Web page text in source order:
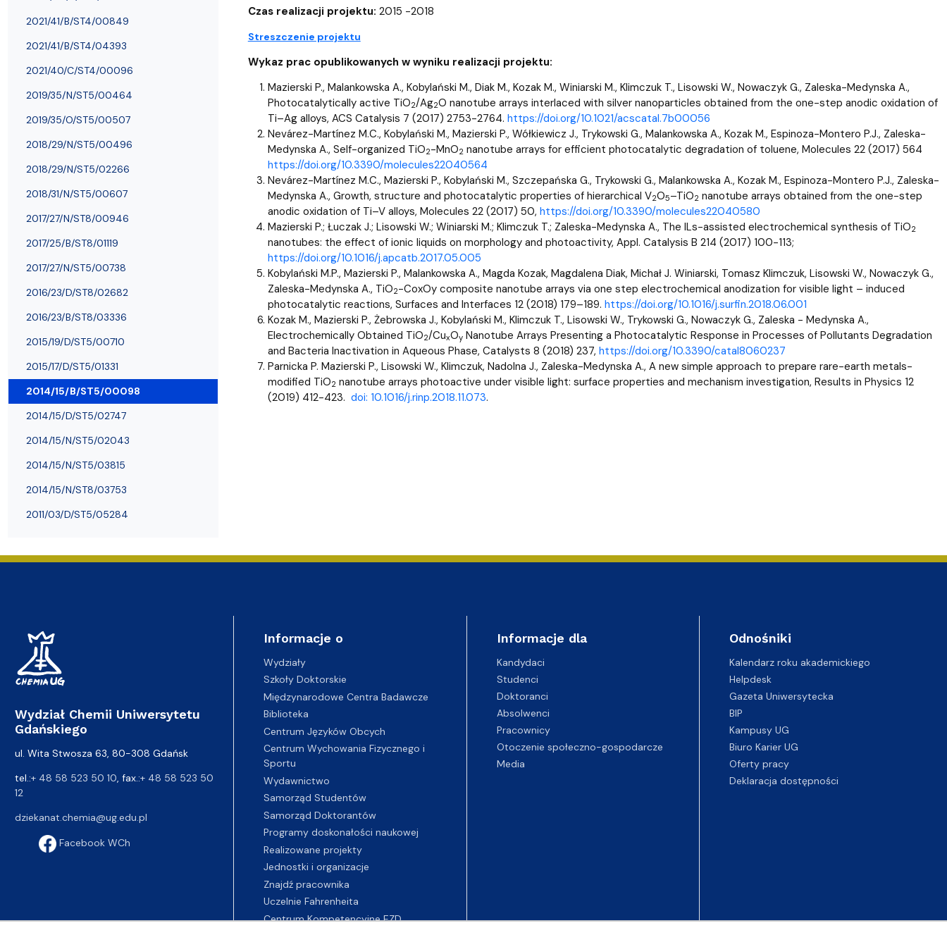
Czas realizacji projektu: 2015 -2018
Streszczenie projektu
Wykaz prac opublikowanych w wyniku realizacji projektu:
Mazierski P., Malankowska A., Kobylański M., Diak M., Kozak M., Winiarski M., Klimczuk T., Lisowski W., Nowaczyk G., Zaleska-Medynska A.,
Photocatalytically active TiO2/Ag2O nanotube arrays interlaced with silver nanoparticles obtained from the one-step anodic oxidation of
Ti–Ag alloys, ACS Catalysis 7 (2017) 2753-2764. https://doi.org/10.1021/acscatal.7b00056
Nevárez-Martínez M.C., Kobylański M., Mazierski P., Wółkiewicz J., Trykowski G., Malankowska A., Kozak M., Espinoza-Montero P.J., Zaleska-
Medynska A., Self-organized TiO2-MnO2 nanotube arrays for efficient photocatalytic degradation of toluene, Molecules 22 (2017) 564
https://doi.org/10.3390/molecules22040564
Nevárez-Martínez M.C., Mazierski P., Kobylański M., Szczepańska G., Trykowski G., Malankowska A., Kozak M., Espinoza-Montero P.J., Zaleska-
Medynska A., Growth, structure and photocatalytic properties of hierarchical V2O5–TiO2 nanotube arrays obtained from the one-step
anodic oxidation of Ti–V alloys, Molecules 22 (2017) 50, https://doi.org/10.3390/molecules22040580
Mazierski P.; Łuczak J.; Lisowski W.; Winiarski M.; Klimczuk T.; Zaleska-Medynska A., The ILs-assisted electrochemical synthesis of TiO2
nanotubes: the effect of ionic liquids on morphology and photoactivity, Appl. Catalysis B 214 (2017) 100-113;
https://doi.org/10.1016/j.apcatb.2017.05.005
Kobylański M.P., Mazierski P., Malankowska A., Magda Kozak, Magdalena Diak, Michał J. Winiarski, Tomasz Klimczuk, Lisowski W., Nowaczyk G.,
Zaleska-Medynska A., TiO2-CoxOy composite nanotube arrays via one step electrochemical anodization for visible light – induced
photocatalytic reactions, Surfaces and Interfaces 12 (2018) 179–189. https://doi.org/10.1016/j.surfin.2018.06.001
Kozak M., Mazierski P., Żebrowska J., Kobylański M., Klimczuk T., Lisowski W., Trykowski G., Nowaczyk G., Zaleska - Medynska A.,
Electrochemically Obtained TiO2/CuxOyNanotube Arrays Presenting a Photocatalytic Response in Processes of Pollutants Degradation
and Bacteria Inactivation in Aqueous Phase, Catalysts 8 (2018) 237, https://doi.org/10.3390/catal8060237
Parnicka P. Mazierski P., Lisowski W., Klimczuk, Nadolna J., Zaleska-Medynska A., A new simple approach to prepare rare-earth metals-
modified TiO2 nanotube arrays photoactive under visible light: surface properties and mechanism investigation, Results in Physics 12
(2019) 412-423. doi: 10.1016/j.rinp.2018.11.073.
2021/41/B/ST4/00849
2021/41/B/ST4/04393
2021/40/C/ST4/00096
2019/35/N/ST5/00464
2019/35/O/ST5/00507
2018/29/N/ST5/00496
2018/29/N/ST5/02266
2018/31/N/ST5/00607
2017/27/N/ST8/00946
2017/25/B/ST8/01119
2017/27/N/ST5/00738
2016/23/D/ST8/02682
2016/23/B/ST8/03336
2015/19/D/ST5/00710
2015/17/D/ST5/01331
2014/15/B/ST5/00098
2014/15/D/ST5/02747
2014/15/N/ST5/02043
2014/15/N/ST5/03815
2014/15/N/ST8/03753
2011/03/D/ST5/05284
Wydział Chemii Uniwersytetu
Gdańskiego
ul. Wita Stwosza 63, 80-308 Gdańsk
tel.:+ 48 58 523 50 10 , fax.:+ 48 58 523 50
12
dziekanat.chemia@ug.edu.pl
Facebook WCh
Informacje o
Wydziały
Szkoły Doktorskie
Międzynarodowe Centra Badawcze
Biblioteka
Centrum Języków Obcych
Centrum Wychowania Fizycznego i
Sportu
Wydawnictwo
Samorząd Studentów
Samorząd Doktorantów
Programy doskonałości naukowej
Realizowane projekty
Jednostki i organizacje
Znajdź pracownika
Uczelnie Fahrenheita
Centrum Kompetencyjne EZD
Informacje dla
Kandydaci
Studenci
Doktoranci
Absolwenci
Pracownicy
Otoczenie społeczno-gospodarcze
Media
Odnośniki
Kalendarz roku akademickiego
Helpdesk
Gazeta Uniwersytecka
BIP
Kampusy UG
Biuro Karier UG
Oferty pracy
Deklaracja dostępności